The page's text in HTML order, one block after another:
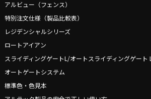
アルビュー（フェンス）
特別注文仕様（製品比較表）
レジデンシャルシリーズ
ロートアイアン
スライディングゲートL/オートスライディングゲート L
オートゲートシステム
標準色・色見本